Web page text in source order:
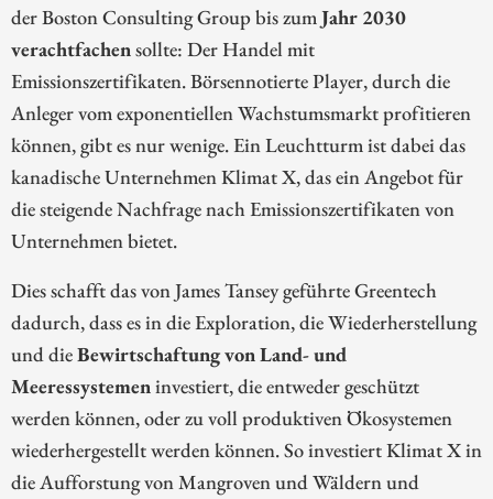
der Boston Consulting Group bis zumJahr 2030
verachtfachensollte: Der Handel mit
Emissionszertifikaten. Börsennotierte Player, durch die
Anleger vom exponentiellen Wachstumsmarkt profitieren
können, gibt es nur wenige. Ein Leuchtturm ist dabei das
kanadische Unternehmen Klimat X, das ein Angebot für
die steigende Nachfrage nach Emissionszertifikaten von
Unternehmen bietet.
Dies schafft das von James Tansey geführte Greentech
dadurch, dass es in die Exploration, die Wiederherstellung
und dieBewirtschaftung von Land- und
Meeressystemeninvestiert, die entweder geschützt
werden können, oder zu voll produktiven Ökosystemen
wiederhergestellt werden können. So investiert Klimat X in
die Aufforstung von Mangroven und Wäldern und